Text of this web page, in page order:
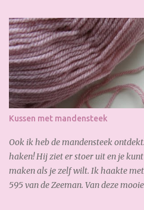
snel bij. De volgende dag had ik de
zo fijn! Soon I noticed that I had
quickly. The next day I received the
legde ik de laatste hand aan mijn
zacht en warm. Yesterday I finished
So soft and warm. A lovely autumn
maken? Je hebt nodig: 3,5 bol
Kussen met mandensteek
Ook ik heb de mandensteek
haken! Hij ziet er stoer uit en je
maken als je zelf wilt. Ik haakte
595 van de Zeeman. Van deze